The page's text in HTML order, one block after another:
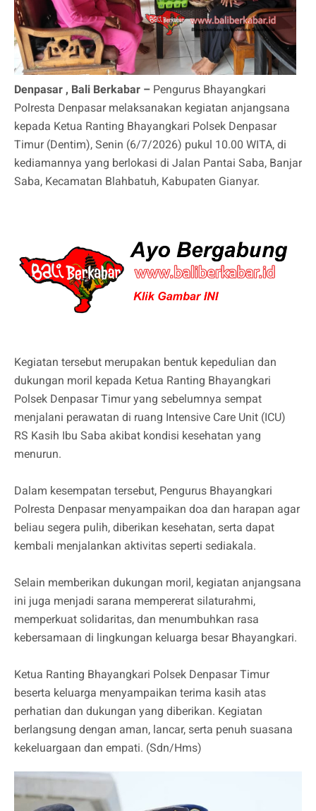
Denpasar , Bali Berkabar – Pengurus Bhayangkari
Polresta Denpasar melaksanakan kegiatan anjangsana
kepada Ketua Ranting Bhayangkari Polsek Denpasar
Timur (Dentim), Senin (6/7/2026) pukul 10.00 WITA, di
kediamannya yang berlokasi di Jalan Pantai Saba, Banjar
Saba, Kecamatan Blahbatuh, Kabupaten Gianyar.
Kegiatan tersebut merupakan bentuk kepedulian dan
dukungan moril kepada Ketua Ranting Bhayangkari
Polsek Denpasar Timur yang sebelumnya sempat
menjalani perawatan di ruang Intensive Care Unit (ICU)
RS Kasih Ibu Saba akibat kondisi kesehatan yang
menurun.
Dalam kesempatan tersebut, Pengurus Bhayangkari
Polresta Denpasar menyampaikan doa dan harapan agar
beliau segera pulih, diberikan kesehatan, serta dapat
kembali menjalankan aktivitas seperti sediakala.
Selain memberikan dukungan moril, kegiatan anjangsana
ini juga menjadi sarana mempererat silaturahmi,
memperkuat solidaritas, dan menumbuhkan rasa
kebersamaan di lingkungan keluarga besar Bhayangkari.
Ketua Ranting Bhayangkari Polsek Denpasar Timur
beserta keluarga menyampaikan terima kasih atas
perhatian dan dukungan yang diberikan. Kegiatan
berlangsung dengan aman, lancar, serta penuh suasana
kekeluargaan dan empati. (Sdn/Hms)